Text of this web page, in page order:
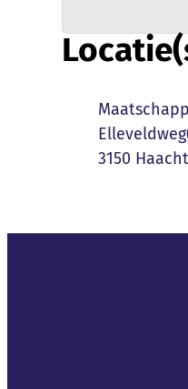
Naam
Adres
,3150 Haacht